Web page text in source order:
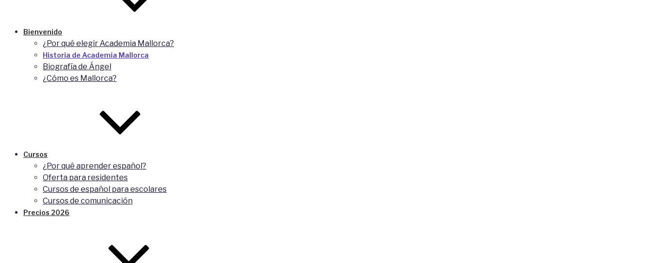
Bienvenido
¿Por qué elegir Academia Mallorca?
Historia de Academia Mallorca
Biografía de Ángel
¿Cómo es Mallorca?
Cursos
¿Por qué aprender español?
Oferta para residentes
Cursos de español para escolares
Cursos de comunicación
Precios 2026